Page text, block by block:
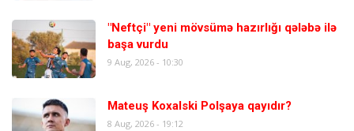
"Neftçi" yeni mövsümə hazırlığı qələbə ilə
başa vurdu
9 Aug, 2026 - 10:30
Mateuş Koxalski Polşaya qayıdır?
8 Aug, 2026 - 19:12